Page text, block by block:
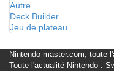
Autre
Deck Builder
Jeu de plateau
Nintendo-master.com, toute
Toute l'actualité Nintendo :